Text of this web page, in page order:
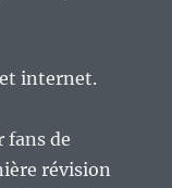
internet.
fans de
révision